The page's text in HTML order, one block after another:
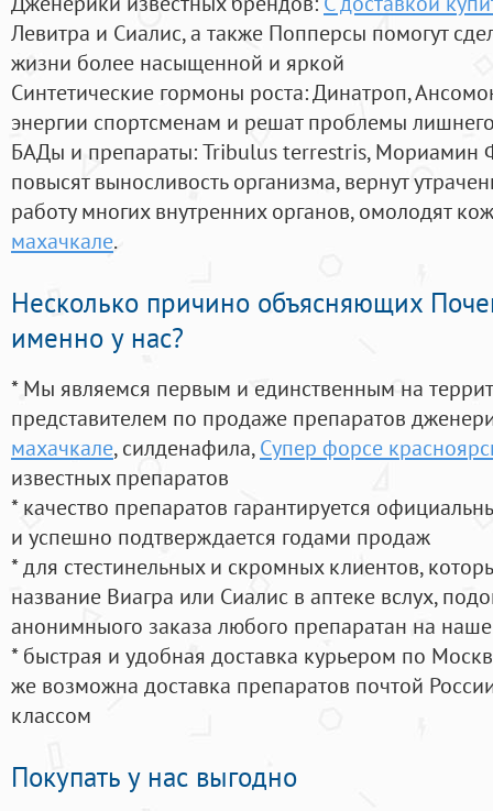
Левитра и Сиалис, а также Попперсы помогут
жизни более насыщенной и яркой
Синтетические гормоны роста: Динатроп,
энергии спортсменам и решат проблемы
БАДы и препараты:Tribulus terrestris, Мориамин
повысят выносливость организма, вернут
работу многих внутренних органов, омолодят
махачкале.
Несколько причино объясняющих
именно у нас?
* Мы являемся первым и единственным на
представителем по продаже препаратов
махачкале, силденафила, Супер форсе
известных препаратов
* качество препаратов гарантируется
и успешно подтверждается годами продаж
* для стестинельных и скромных клиентов,
название Виагра или Сиалис в аптеке вслух,
анонимныого заказа любого препаратан на
* быстрая и удобная доставка курьером по
же возможна доставка препаратов почтой
классом
Покупать у нас выгодно